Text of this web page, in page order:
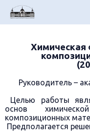
Химическая
Руководитель –
Целью работы
основ
композиционных
Предполагается